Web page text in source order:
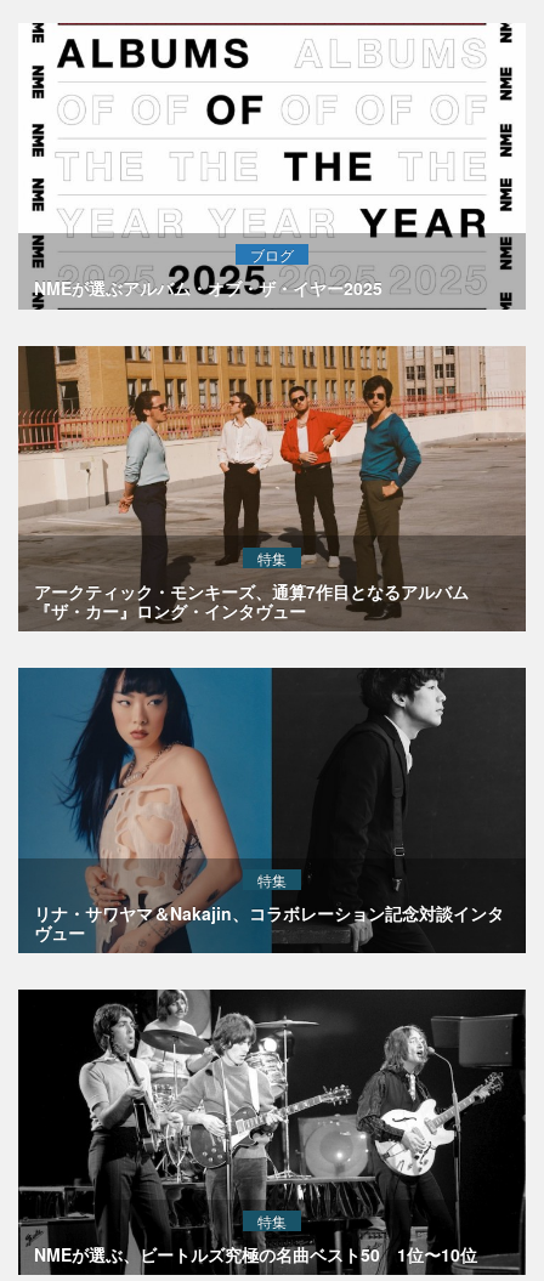
ブログ
NMEが選ぶアルバム・オブ・ザ・イヤー2025
特集
アークティック・モンキーズ、通算7作目となるアルバム
『ザ・カー』ロング・インタヴュー
特集
リナ・サワヤマ＆Nakajin、コラボレーション記念対談インタ
ヴュー
特集
NMEが選ぶ、ビートルズ究極の名曲ベスト50 1位〜10位